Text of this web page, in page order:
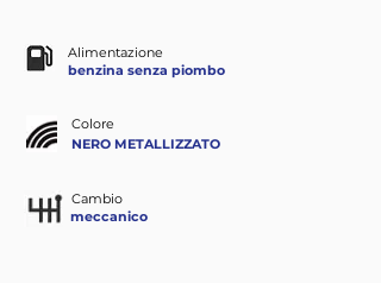
Alimentazione
benzina senza piombo
Colore
NERO METALLIZZATO
Cambio
meccanico